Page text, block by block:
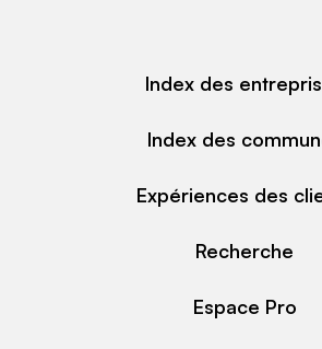
Index des
Index des
Expériences des
Recherche
Espace Pro